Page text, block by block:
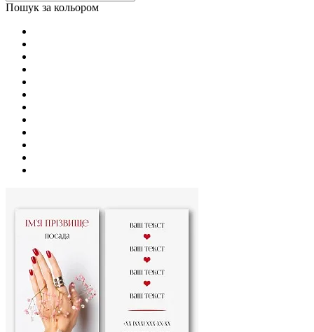
Пошук за кольором